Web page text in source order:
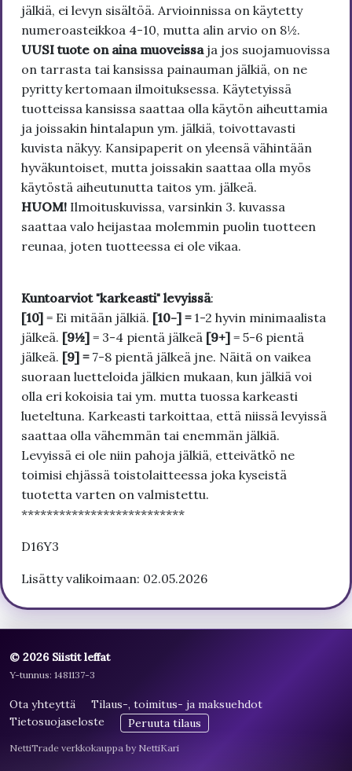
jälkiä, ei levyn sisältöä. Arvioinnissa on käytetty
numeroasteikkoa 4-10, mutta alin arvio on 8½.
UUSI tuote on aina muoveissa ja jos suojamuovissa
on tarrasta tai kansissa painauman jälkiä, on ne
pyritty kertomaan ilmoituksessa. Käytetyissä
tuotteissa kansissa saattaa olla käytön aiheuttamia
ja joissakin hintalapun ym. jälkiä, toivottavasti
kuvista näkyy. Kansipaperit on yleensä vähintään
hyväkuntoiset, mutta joissakin saattaa olla myös
käytöstä aiheutunutta taitos ym. jälkeä.
HUOM! Ilmoituskuvissa, varsinkin 3. kuvassa
saattaa valo heijastaa molemmin puolin tuotteen
reunaa, joten tuotteessa ei ole vikaa.
Kuntoarviot "karkeasti" levyissä:
[10] = Ei mitään jälkiä. [10-] = 1-2 hyvin minimaalista
jälkeä. [9½] = 3-4 pientä jälkeä [9+] = 5-6 pientä
jälkeä. [9] = 7-8 pientä jälkeä jne. Näitä on vaikea
suoraan luetteloida jälkien mukaan, kun jälkiä voi
olla eri kokoisia tai ym. mutta tuossa karkeasti
lueteltuna. Karkeasti tarkoittaa, että niissä levyissä
saattaa olla vähemmän tai enemmän jälkiä.
Levyissä ei ole niin pahoja jälkiä, etteivätkö ne
toimisi ehjässä toistolaitteessa joka kyseistä
tuotetta varten on valmistettu.
**************************
D16Y3
Lisätty valikoimaan: 02.05.2026
© 2026 Siistit leffat
Y-tunnus: 1481137-3
Ota yhteyttä
Tilaus-, toimitus- ja maksuehdot
Tietosuojaseloste
Peruuta tilaus
NettiTrade verkkokauppa by NettiKari